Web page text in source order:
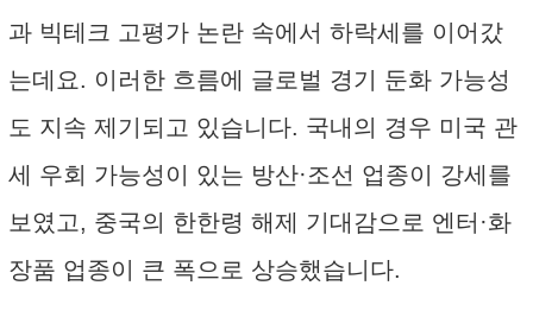
과 빅테크 고평가 논란 속에서 하락세를 이어갔
는데요. 이러한 흐름에 글로벌 경기 둔화 가능성
도 지속 제기되고 있습니다. 국내의 경우 미국 관
세 우회 가능성이 있는 방산·조선 업종이 강세를
보였고, 중국의 한한령 해제 기대감으로 엔터·화
장품 업종이 큰 폭으로 상승했습니다.